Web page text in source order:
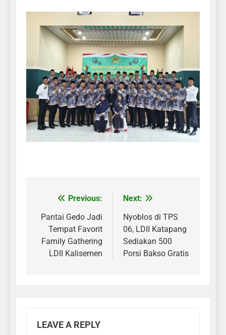
Post
navigation
Previous:
Pantai Gedo Jadi
Tempat Favorit
Family Gathering
LDII Kalisemen
Next:
Nyoblos di TPS
06, LDII Katapang
Sediakan 500
Porsi Bakso Gratis
LEAVE A REPLY